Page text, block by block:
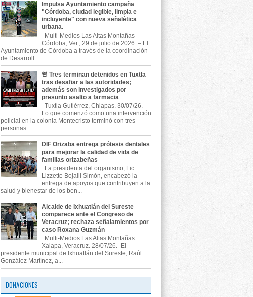
Impulsa Ayuntamiento campaña
"Córdoba, ciudad legible, limpia e
incluyente" con nueva señalética
urbana.
Multi-Medios Las Altas Montañas
Córdoba, Ver., 29 de julio de 2026. – El
Ayuntamiento de Córdoba a través de la coordinación
de Desarroll...
🚨 Tres terminan detenidos en Tuxtla
tras desafiar a las autoridades;
además son investigados por
presunto asalto a farmacia
Tuxtla Gutiérrez, Chiapas. 30/07/26. —
Lo que comenzó como una intervención
policial en la colonia Montecristo terminó con tres
personas ...
DIF Orizaba entrega prótesis dentales
para mejorar la calidad de vida de
familias orizabeñas
La presidenta del organismo, Lic.
Lizzette Bojalil Simón, encabezó la
entrega de apoyos que contribuyen a la
salud y bienestar de los ben...
Alcalde de Ixhuatlán del Sureste
comparece ante el Congreso de
Veracruz; rechaza señalamientos por
caso Roxana Guzmán
Multi-Medios Las Altas Montañas
Xalapa, Veracruz. 28/07/26.- El
presidente municipal de Ixhuatlán del Sureste, Raúl
González Martínez, a...
DONACIONES